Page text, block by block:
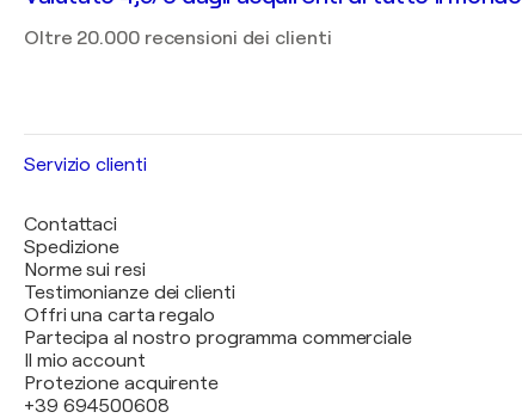
Oltre 20.000 recensioni dei clienti
Servizio clienti
Contattaci
Spedizione
Norme sui resi
Testimonianze dei clienti
Offri una carta regalo
Partecipa al nostro programma commerciale
Il mio account
Protezione acquirente
+39 694500608